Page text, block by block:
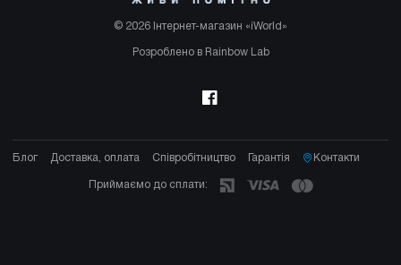
© 2026 Інтернет-магазин «iWorld»
Розроблено в Rainbow Lab
Блог Доставка, оплата Співробітництво Гарантія Контакти
Приймаємо до сплати: